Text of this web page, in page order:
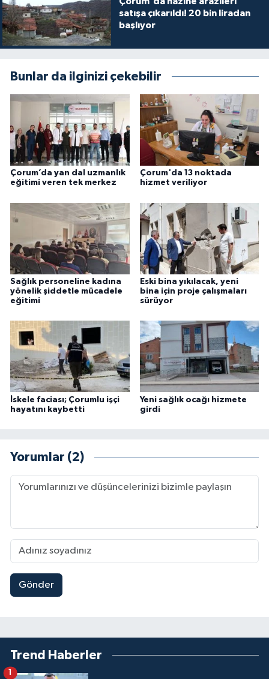
satışa çıkarıldı! 20 bin liradan
başlıyor
Bunlar da ilginizi çekebilir
Çorum’da yan dal uzmanlık
eğitimi veren tek merkez
Çorum'da 13 noktada
hizmet veriliyor
Sağlık personeline kadına
yönelik şiddetle mücadele
eğitimi
Eski bina yıkılacak, yeni
bina için proje çalışmaları
sürüyor
İskele faciası; Çorumlu işçi
hayatını kaybetti
Yeni sağlık ocağı hizmete
girdi
Yorumlar (2)
Gönder
Trend Haberler